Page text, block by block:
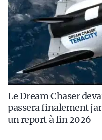
Le Dream Chaser
passera finalement
un report à fin 2026